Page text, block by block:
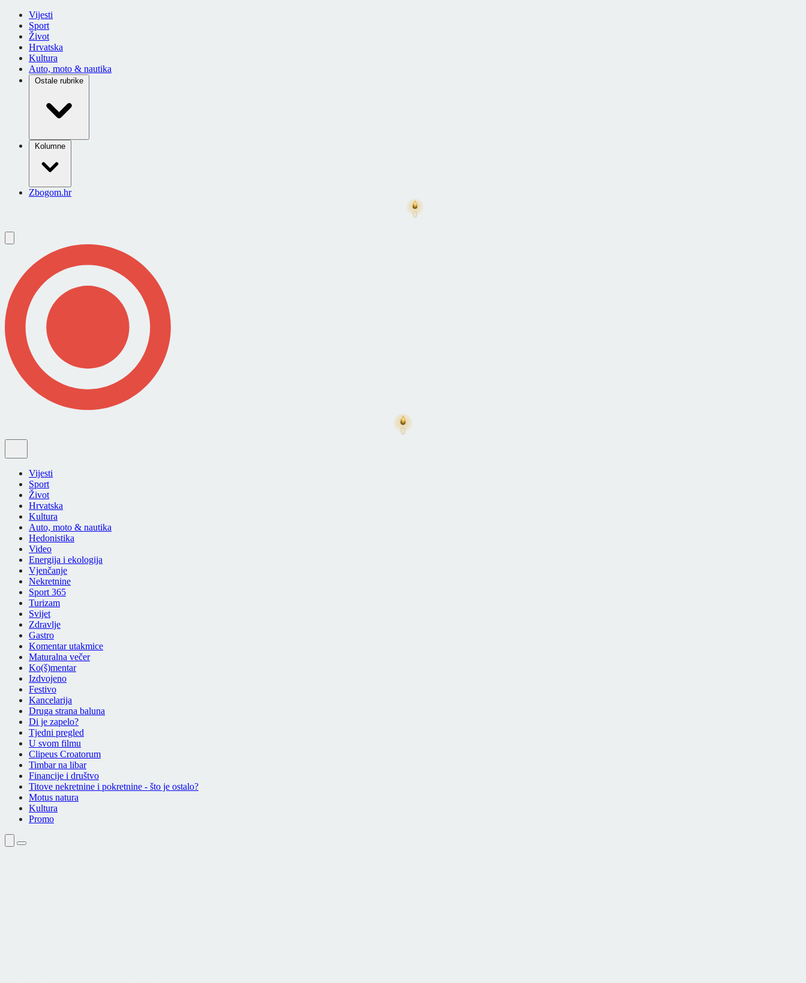
Vijesti
Sport
Život
Hrvatska
Kultura
Auto, moto & nautika
Ostale rubrike
Kolumne
Zbogom.hr
Vijesti
Sport
Život
Hrvatska
Kultura
Auto, moto & nautika
Hedonistika
Video
Energija i ekologija
Vjenčanje
Nekretnine
Sport 365
Turizam
Svijet
Zdravlje
Gastro
Komentar utakmice
Maturalna večer
Ko(š)mentar
Izdvojeno
Festivo
Kancelarija
Druga strana baluna
Di je zapelo?
Tjedni pregled
U svom filmu
Clipeus Croatorum
Timbar na libar
Financije i društvo
Titove nekretnine i pokretnine - što je ostalo?
Motus natura
Kultura
Promo